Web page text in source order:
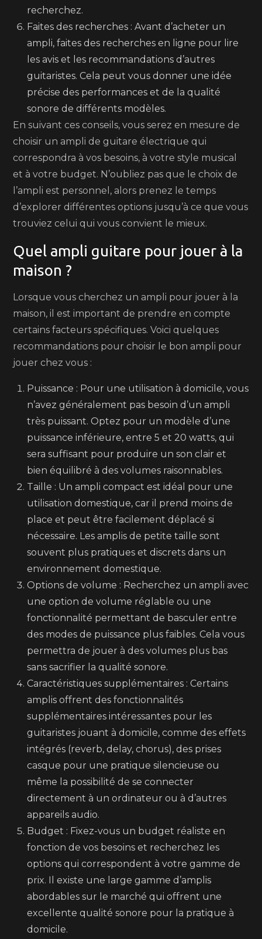
recherchez.
Faites des recherches : Avant d’acheter un
ampli, faites des recherches en ligne pour lire
les avis et les recommandations d’autres
guitaristes. Cela peut vous donner une idée
précise des performances et de la qualité
sonore de différents modèles.
En suivant ces conseils, vous serez en mesure de
choisir un ampli de guitare électrique qui
correspondra à vos besoins, à votre style musical
et à votre budget. N’oubliez pas que le choix de
l’ampli est personnel, alors prenez le temps
d’explorer différentes options jusqu’à ce que vous
trouviez celui qui vous convient le mieux.
Quel ampli guitare pour jouer à la
maison ?
Lorsque vous cherchez un ampli pour jouer à la
maison, il est important de prendre en compte
certains facteurs spécifiques. Voici quelques
recommandations pour choisir le bon ampli pour
jouer chez vous :
Puissance : Pour une utilisation à domicile, vous
n’avez généralement pas besoin d’un ampli
très puissant. Optez pour un modèle d’une
puissance inférieure, entre 5 et 20 watts, qui
sera suffisant pour produire un son clair et
bien équilibré à des volumes raisonnables.
Taille : Un ampli compact est idéal pour une
utilisation domestique, car il prend moins de
place et peut être facilement déplacé si
nécessaire. Les amplis de petite taille sont
souvent plus pratiques et discrets dans un
environnement domestique.
Options de volume : Recherchez un ampli avec
une option de volume réglable ou une
fonctionnalité permettant de basculer entre
des modes de puissance plus faibles. Cela vous
permettra de jouer à des volumes plus bas
sans sacrifier la qualité sonore.
Caractéristiques supplémentaires : Certains
amplis offrent des fonctionnalités
supplémentaires intéressantes pour les
guitaristes jouant à domicile, comme des effets
intégrés (reverb, delay, chorus), des prises
casque pour une pratique silencieuse ou
même la possibilité de se connecter
directement à un ordinateur ou à d’autres
appareils audio.
Budget : Fixez-vous un budget réaliste en
fonction de vos besoins et recherchez les
options qui correspondent à votre gamme de
prix. Il existe une large gamme d’amplis
abordables sur le marché qui offrent une
excellente qualité sonore pour la pratique à
domicile.